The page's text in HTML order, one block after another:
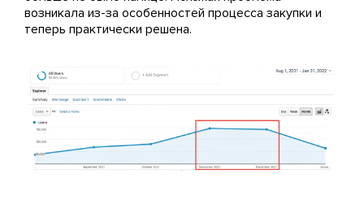
возникала из-за особенностей процесса закупки и
теперь практически решена.